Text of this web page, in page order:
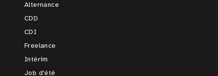
Alternance
CDD
CDI
Freelance
Intérim
Job d'été